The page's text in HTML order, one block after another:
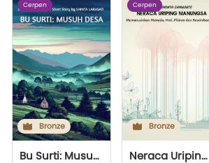
Cerpen
Bronze
Bu Surti: Musuh Desa
Cerpen
Bronze
Neraca Uriping Manungsa